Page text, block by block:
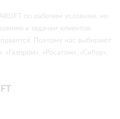
по рабочим условиям, но
к задачам клиентов:
Поэтому нас выбирают
«Росатом», «Сибур»,